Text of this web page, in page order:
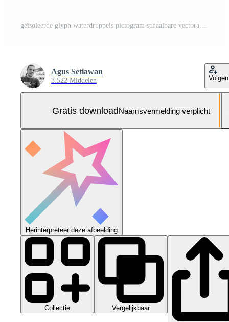
geïsoleerde glyph waterdruppels pictogram schaalbare vectorafbeelding Gratis Vector en Gratis SVG
Agus Setiawan
3.522 Middelen Volgen
Gratis downloadNaamsvermelding verplicht
Herinterpreteer deze afbeelding
Collectie Vergelijkbaar